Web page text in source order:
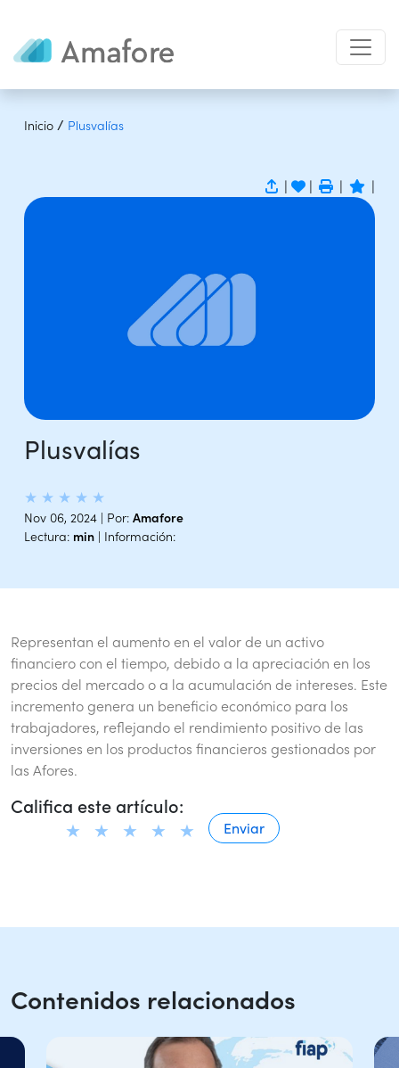
Inicio / Plusvalías
| | | |
Plusvalías
★ ★ ★ ★ ★
Nov 06, 2024 | Por: Amafore
Lectura: min | Información:
Representan el aumento en el valor de un activo
financiero con el tiempo, debido a la apreciación en los
precios del mercado o a la acumulación de intereses. Este
incremento genera un beneficio económico para los
trabajadores, reflejando el rendimiento positivo de las
inversiones en los productos financieros gestionados por
las Afores.
Califica este artículo:
Contenidos relacionados